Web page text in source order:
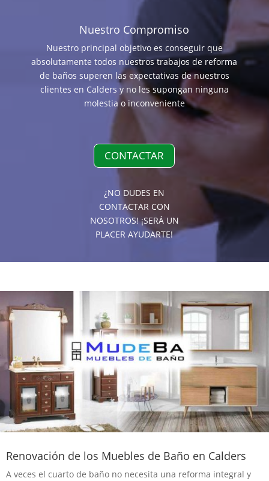
Nuestro Compromiso
Nuestro principal objetivo es conseguir que
absolutamente todos nuestros trabajos de reforma
de baños superen las expectativas de nuestros
clientes en Calders y no les supongan ninguna
molestia o inconveniente
CONTACTAR
¿NO DUDES EN
CONTACTAR CON
NOSOTROS! ¡SERÁ UN
PLACER AYUDARTE!
Renovación de los Muebles de Baño en Calders
A veces el cuarto de baño no necesita una reforma integral y